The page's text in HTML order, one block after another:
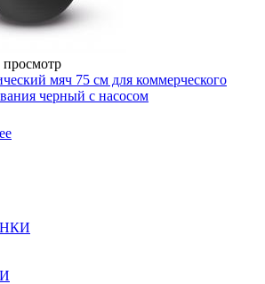
мяч 75 см для коммерческого
черный с насосом